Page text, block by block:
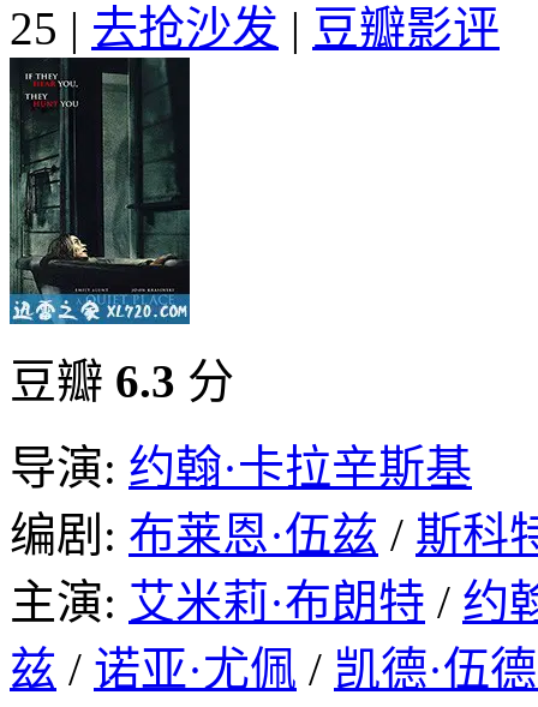
25 | 去抢沙发 | 豆瓣影评
豆瓣 6.3 分
导演: 约翰·卡拉辛斯基
编剧: 布莱恩·伍兹 / 斯科
主演: 艾米莉·布朗特 / 约
兹 / 诺亚·尤佩 / 凯德·伍